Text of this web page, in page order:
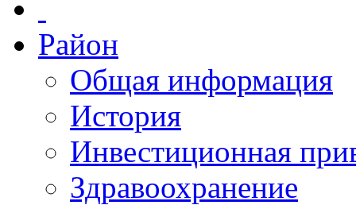
Район
Общая информация
История
Инвестиционная
Здравоохранение